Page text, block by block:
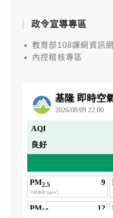
政令宣導專區
教育部108課綱資訊網
內控稽核專區